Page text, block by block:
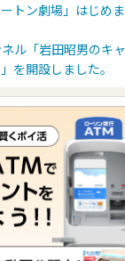
ートン劇場」はじめま
ル「岩田昭男のキャ
を開設しました。